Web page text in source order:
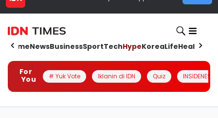
HomeNewsBusinessSportTechHypeKoreaLifeHealth
For
You
# Yuk Vote Iklanin di IDN Quiz INSIDENESIA